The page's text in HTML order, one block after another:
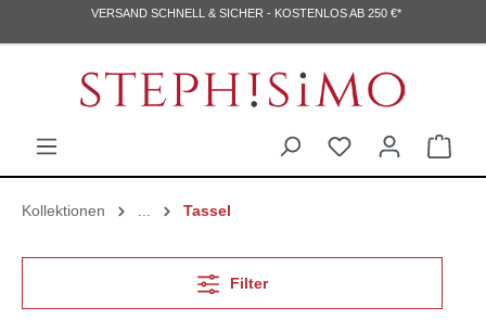
VERSAND SCHNELL & SICHER - KOSTENLOS AB 250 €*
Kollektionen Tassel
Filter